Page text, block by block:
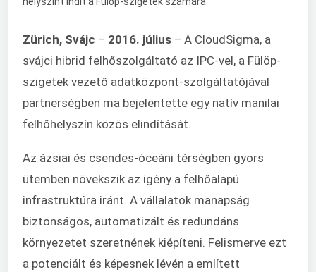
Zürich, Svájc – 2016. július – A CloudSigma, a
svájci hibrid felhőszolgáltató az IPC-vel, a Fülöp-
szigetek vezető adatközpont-szolgáltatójával
partnerségben ma bejelentette egy natív manilai
felhőhelyszín közös elindítását.
Az ázsiai és csendes-óceáni térségben gyors
ütemben növekszik az igény a felhőalapú
infrastruktúra iránt. A vállalatok manapság
biztonságos, automatizált és redundáns
környezetet szeretnének kiépíteni. Felismerve ezt
a potenciált és képesnek lévén a említett